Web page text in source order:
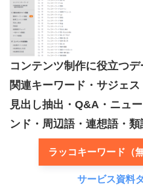
コンテンツ制作に役立つデ
関連キーワード・サジェ
見出し抽出・Q&A・ニュ
ンド・周辺語・連想語・
ラッコキーワード（
サービス資料